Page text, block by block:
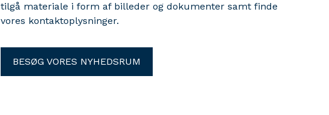
tilgå materiale i form af billeder og dokumenter samt finde
vores kontaktoplysninger.
BESØG VORES NYHEDSRUM